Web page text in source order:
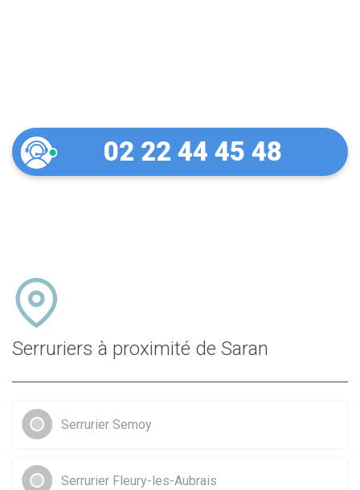
02 22 44 45 48
Serruriers à proximité de Saran
Serrurier Semoy
Serrurier Fleury-les-Aubrais